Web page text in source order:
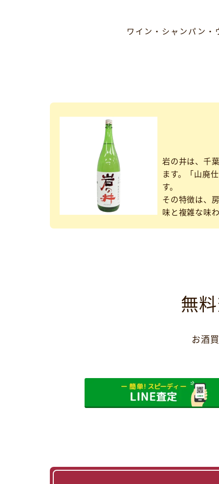
ワイン・シャンパン
岩の井は、千
ます。「山廃
す。
その特徴は、
味と複雑な味
無
お酒